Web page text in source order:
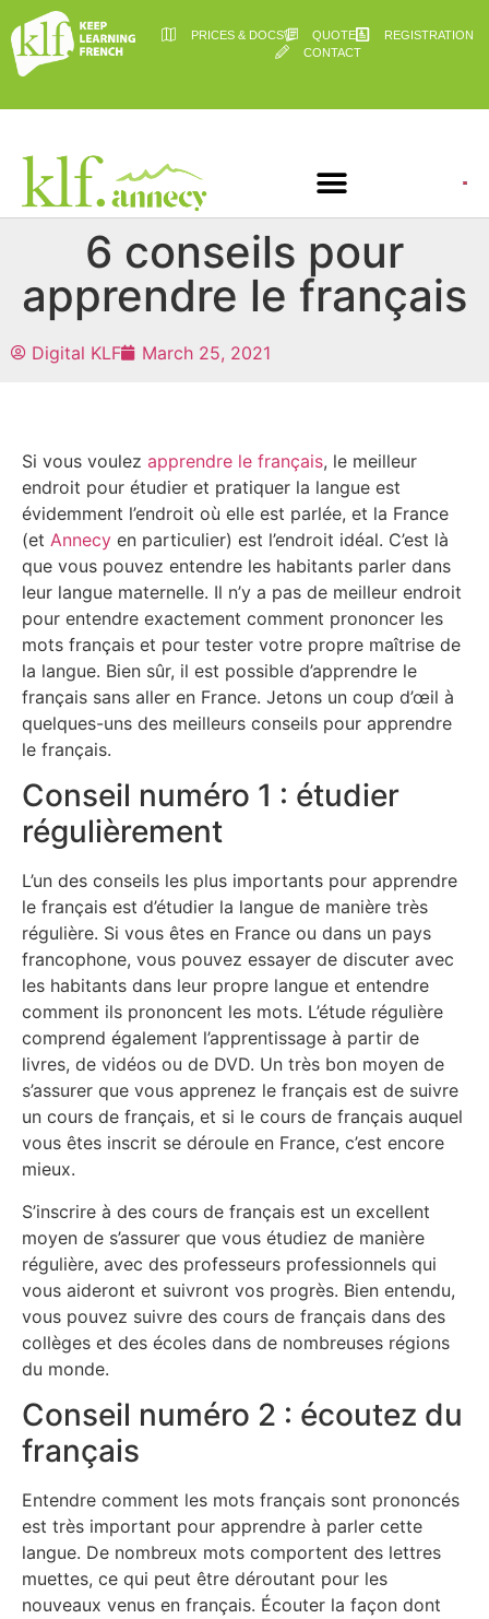
PRICES & DOCS QUOTE
REGISTRATION
CONTACT
6 conseils pour
apprendre le français
Digital KLF March 25, 2021
Si vous voulez apprendre le français, le meilleur
endroit pour étudier et pratiquer la langue est
évidemment l’endroit où elle est parlée, et la France
(et Annecy en particulier) est l’endroit idéal. C’est là
que vous pouvez entendre les habitants parler dans
leur langue maternelle. Il n’y a pas de meilleur endroit
pour entendre exactement comment prononcer les
mots français et pour tester votre propre maîtrise de
la langue. Bien sûr, il est possible d’apprendre le
français sans aller en France. Jetons un coup d’œil à
quelques-uns des meilleurs conseils pour apprendre
le français.
Conseil numéro 1 : étudier
régulièrement
L’un des conseils les plus importants pour apprendre
le français est d’étudier la langue de manière très
régulière. Si vous êtes en France ou dans un pays
francophone, vous pouvez essayer de discuter avec
les habitants dans leur propre langue et entendre
comment ils prononcent les mots. L’étude régulière
comprend également l’apprentissage à partir de
livres, de vidéos ou de DVD. Un très bon moyen de
s’assurer que vous apprenez le français est de suivre
un cours de français, et si le cours de français auquel
vous êtes inscrit se déroule en France, c’est encore
mieux.
S’inscrire à des cours de français est un excellent
moyen de s’assurer que vous étudiez de manière
régulière, avec des professeurs professionnels qui
vous aideront et suivront vos progrès. Bien entendu,
vous pouvez suivre des cours de français dans des
collèges et des écoles dans de nombreuses régions
du monde.
Conseil numéro 2 : écoutez du
français
Entendre comment les mots français sont prononcés
est très important pour apprendre à parler cette
langue. De nombreux mots comportent des lettres
muettes, ce qui peut être déroutant pour les
nouveaux venus en français. Écouter la façon dont